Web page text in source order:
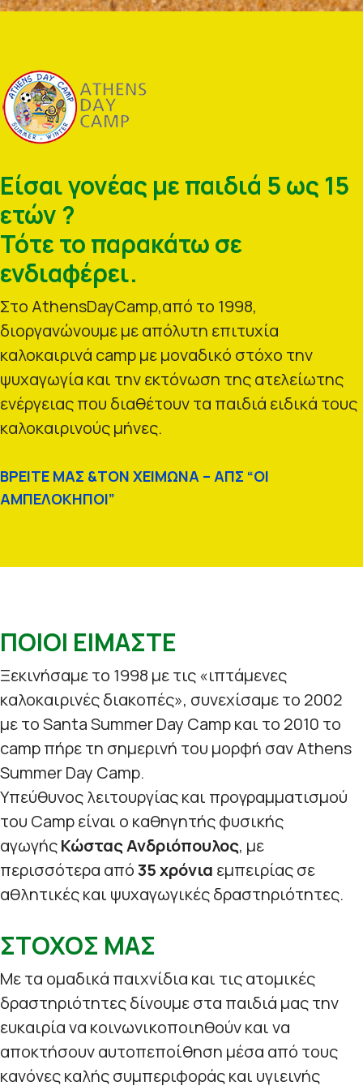
Είσαι γονέας με παιδιά 5 ως 15
ετών ?
Τότε το παρακάτω σε
ενδιαφέρει.
Στο AthensDayCamp,από το 1998,
διοργανώνουμε με απόλυτη επιτυχία
καλοκαιρινά camp με μοναδικό στόχο την
ψυχαγωγία και την εκτόνωση της ατελείωτης
ενέργειας που διαθέτουν τα παιδιά ειδικά τους
καλοκαιρινούς μήνες.
ΒΡΕΙΤΕ ΜΑΣ &ΤΟΝ ΧΕΙΜΩΝΑ – ΑΠΣ “ΟΙ
ΑΜΠΕΛΟΚΗΠΟΙ”
ΠΟΙΟΙ ΕΙΜΑΣΤΕ
Ξεκινήσαμε το 1998 με τις «ιπτάμενες
καλοκαιρινές διακοπές», συνεχίσαμε το 2002
με το Santa Summer Day Camp και το 2010 το
camp πήρε τη σημερινή του μορφή σαν Athens
Summer Day Camp.
Υπεύθυνος λειτουργίας και προγραμματισμού
του Camp είναι ο καθηγητής φυσικής
αγωγήςΚώστας Ανδριόπουλος, με
περισσότερα από35 χρόνια εμπειρίας σε
αθλητικές και ψυχαγωγικές δραστηριότητες.
ΣΤΟΧΟΣ ΜΑΣ
Με τα ομαδικά παιχνίδια και τις ατομικές
δραστηριότητες δίνουμε στα παιδιά μας την
ευκαιρία να κοινωνικοποιηθούν και να
αποκτήσουν αυτοπεποίθηση μέσα από τους
κανόνες καλής συμπεριφοράς και υγιεινής